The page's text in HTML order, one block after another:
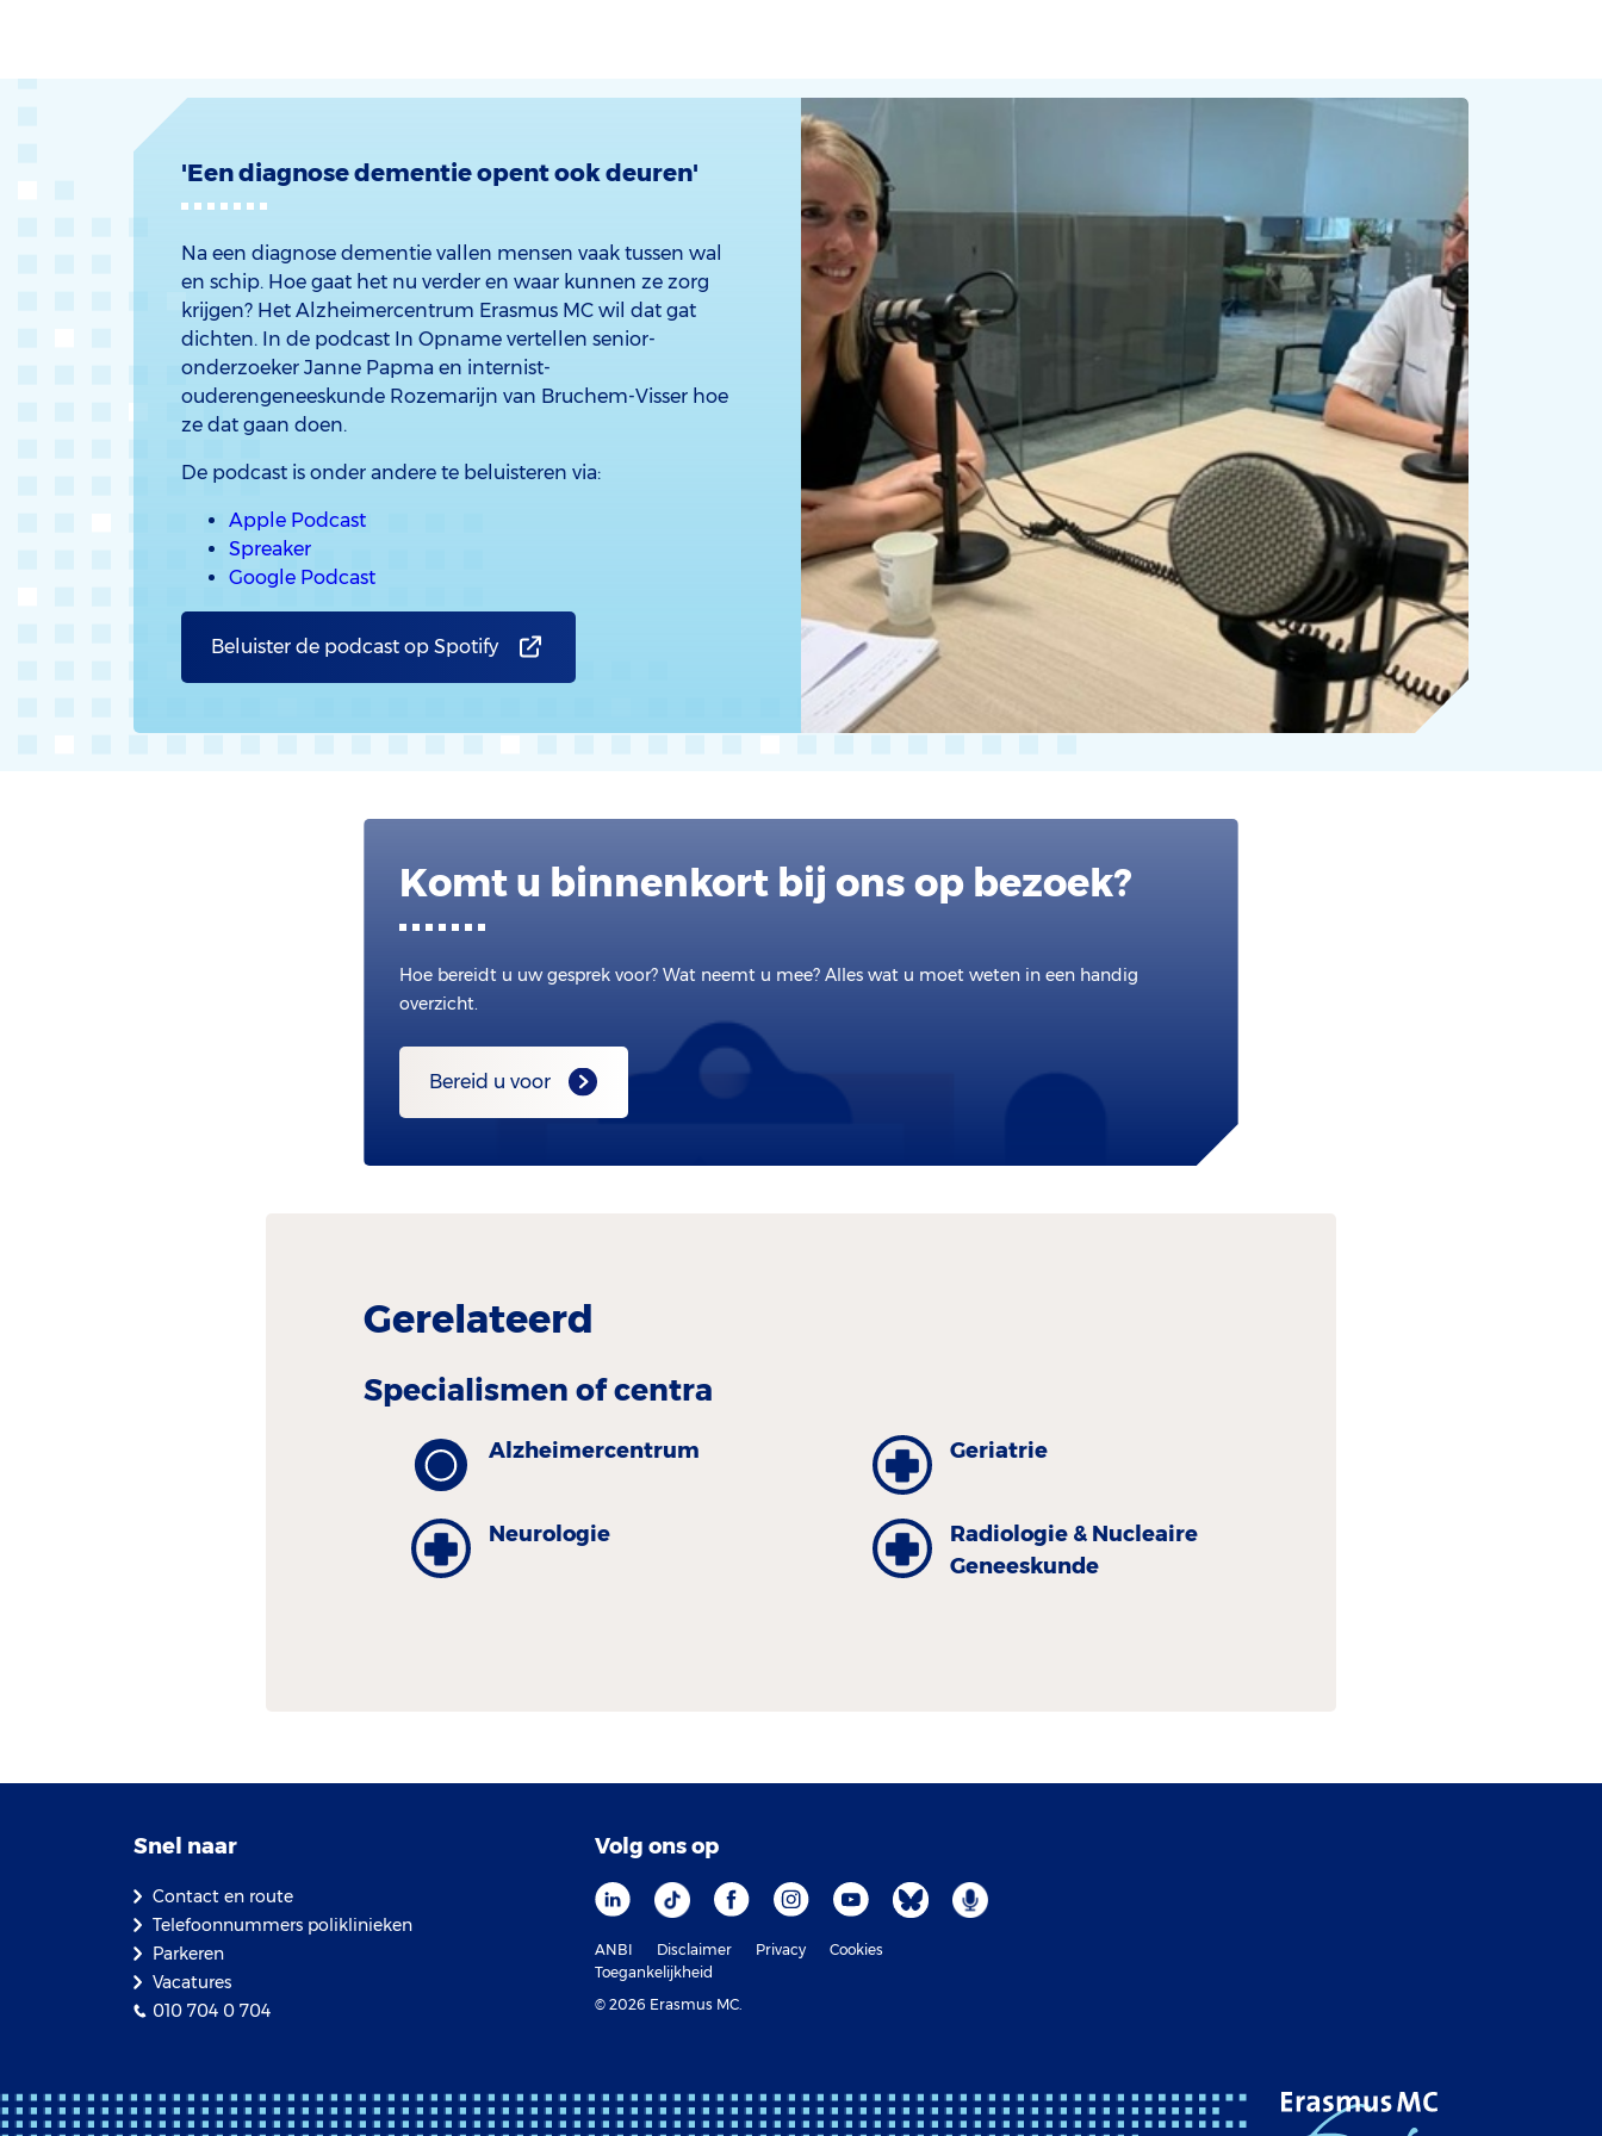
'Een diagnose dementie opent ook deuren'
Na een diagnose dementie vallen mensen vaak tussen wal
en schip. Hoe gaat het nu verder en waar kunnen ze zorg
krijgen? Het Alzheimercentrum Erasmus MC wil dat gat
dichten. In de podcast In Opname vertellen senior-
onderzoeker Janne Papma en internist-
ouderengeneeskunde Rozemarijn van Bruchem-Visser hoe
ze dat gaan doen.
De podcast is onder andere te beluisteren via:
Apple Podcast
Spreaker
Google Podcast
Beluister de podcast op Spotify
Komt u binnenkort bij ons op bezoek?
Hoe bereidt u uw gesprek voor? Wat neemt u mee? Alles wat u moet weten in een handig
overzicht.
Bereid u voor
Gerelateerd
Specialismen of centra
Alzheimercentrum Geriatrie
Neurologie
Radiologie & Nucleaire
Geneeskunde
Snel naar
Contact en route
Telefoonnummers poliklinieken
Parkeren
Vacatures
010 704 0 704
Volg ons op
ANBI Disclaimer Privacy
Cookies
Toegankelijkheid
© 2026 Erasmus MC.